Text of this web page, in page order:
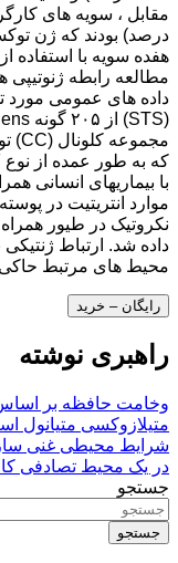
داده شد. ارتباط
محیط های مرتبط حاکی
رایگان – خرید
راهبری نوشته
وخامت حافظه بر اساس
متیلازوکسی متیانول
شرایط محیطی غنی
در یک محیط تصادفی
جستجو
جستجو